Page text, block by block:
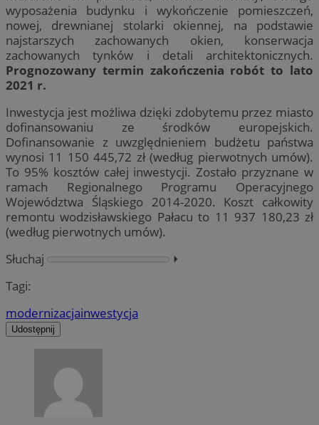
wyposażenia budynku i wykończenie pomieszczeń,
nowej, drewnianej stolarki okiennej, na podstawie
najstarszych zachowanych okien, konserwacja
zachowanych tynków i detali architektonicznych.
Prognozowany termin zakończenia robót to lato
2021 r.
Inwestycja jest możliwa dzięki zdobytemu przez miasto
dofinansowaniu ze środków europejskich.
Dofinansowanie z uwzględnieniem budżetu państwa
wynosi 11 150 445,72 zł (według pierwotnych umów).
To 95% kosztów całej inwestycji. Zostało przyznane w
ramach Regionalnego Programu Operacyjnego
Województwa Śląskiego 2014-2020. Koszt całkowity
remontu wodzisławskiego Pałacu to 11 937 180,23 zł
(według pierwotnych umów).
Słuchaj
⏵︎
Tagi:
modernizacjainwestycja
Udostępnij